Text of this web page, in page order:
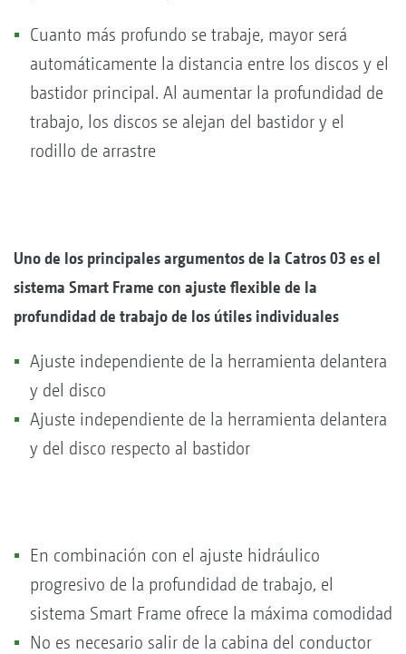
Cuanto más profundo se trabaje, mayor será
automáticamente la distancia entre los discos y el
bastidor principal. Al aumentar la profundidad de
trabajo, los discos se alejan del bastidor y el
rodillo de arrastre
Uno de los principales argumentos de la Catros 03 es el
sistema Smart Frame con ajuste flexible de la
profundidad de trabajo de los útiles individuales
Ajuste independiente de la herramienta delantera
y del disco
Ajuste independiente de la herramienta delantera
y del disco respecto al bastidor
En combinación con el ajuste hidráulico
progresivo de la profundidad de trabajo, el
sistema Smart Frame ofrece la máxima comodidad
No es necesario salir de la cabina del conductor